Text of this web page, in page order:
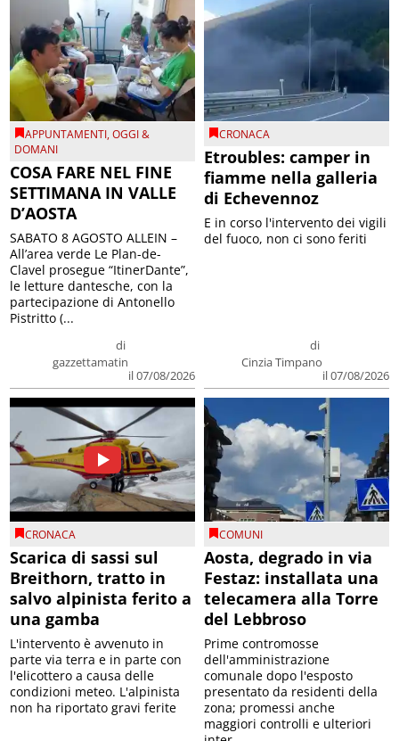
APPUNTAMENTI,OGGI &
DOMANI
COSA FARE NEL FINE
SETTIMANA IN VALLE
D’AOSTA
di
gazzettamatin
il 07/08/2026
SABATO 8 AGOSTO ALLEIN –
All’area verde Le Plan-de-
Clavel prosegue “ItinerDante”,
le letture dantesche, con la
partecipazione di Antonello
Pistritto (...
CRONACA
Etroubles: camper in
fiamme nella galleria
di Echevennoz
di
Cinzia Timpano
il 07/08/2026
E in corso l'intervento dei vigili
del fuoco, non ci sono feriti
CRONACA
Scarica di sassi sul
Breithorn, tratto in
salvo alpinista ferito a
una gamba
L'intervento è avvenuto in
parte via terra e in parte con
l'elicottero a causa delle
condizioni meteo. L'alpinista
non ha riportato gravi ferite
COMUNI
Aosta, degrado in via
Festaz: installata una
telecamera alla Torre
del Lebbroso
Prime contromosse
dell'amministrazione
comunale dopo l'esposto
presentato da residenti della
zona; promessi anche
maggiori controlli e ulteriori